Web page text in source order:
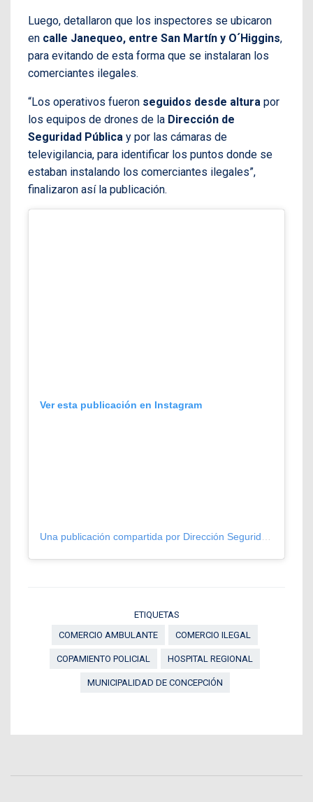
Luego, detallaron que los inspectores se ubicaron
en calle Janequeo, entre San Martín y O´Higgins,
para evitando de esta forma que se instalaran los
comerciantes ilegales.
“Los operativos fueron seguidos desde altura por
los equipos de drones de la Dirección de
Seguridad Pública y por las cámaras de
televigilancia, para identificar los puntos donde se
estaban instalando los comerciantes ilegales”,
finalizaron así la publicación.
Ver esta publicación en Instagram
ETIQUETAS
COMERCIO AMBULANTE
COMERCIO ILEGAL
COPAMIENTO POLICIAL HOSPITAL REGIONAL
MUNICIPALIDAD DE CONCEPCIÓN